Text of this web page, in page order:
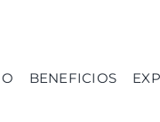
BENEFICIOS